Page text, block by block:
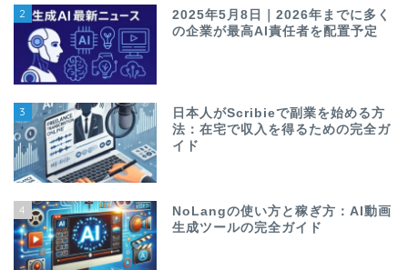
2
2025年5月8日｜2026年までに多く
の企業が最高AI責任者を配置予定
3
日本人がScribieで副業を始める方
法：在宅で収入を得るための完全ガ
イド
4
NoLangの使い方と稼ぎ方：AI動画
生成ツールの完全ガイド